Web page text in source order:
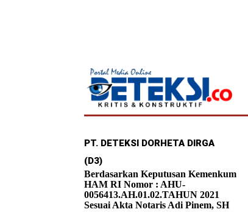
PT. DETEKSI DORHETA DIRGA
(D3)
Berdasarkan Keputusan Kemenkum
HAM RI Nomor : AHU-
0056413.AH.01.02.TAHUN 2021
Sesuai Akta Notaris Adi Pinem, SH